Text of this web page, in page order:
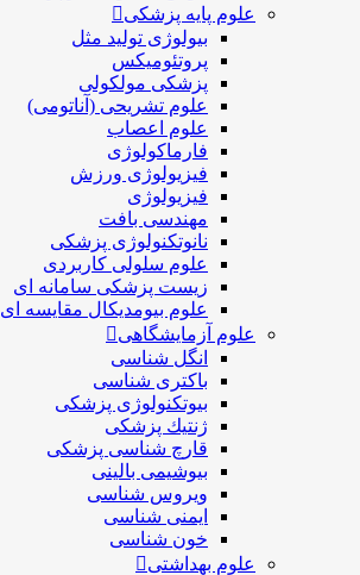
علوم پایه پزشکی
بیولوژی تولید مثل
پروتئومیکس
پزشکی مولکولی
علوم تشریحی (آناتومی)
علوم اعصاب
فارماکولوژی
فیزیولوژی ورزش
فیزیولوژی
مهندسی بافت
نانوتکنولوژی پزشکی
علوم سلولی کاربردی
زیست پزشکی سامانه ای
علوم بیومدیکال مقایسه ای
علوم آزمایشگاهی
انگل شناسی
باکتری شناسی
بیوتکنولوژی پزشکی
ژنتيك پزشکی
قارچ شناسی پزشكی
بیوشیمی بالینی
ویروس شناسی
ایمنی شناسی
خون شناسی
علوم بهداشتی